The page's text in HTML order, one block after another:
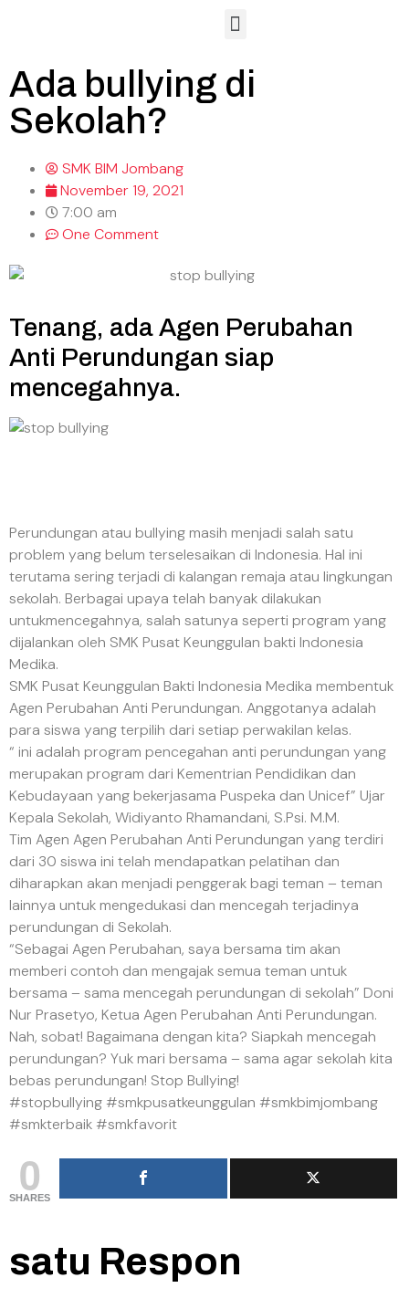
Ada bullying di
Sekolah?
SMK BIM Jombang
November 19, 2021
7:00 am
One Comment
Tenang, ada Agen Perubahan
Anti Perundungan siap
mencegahnya.
Perundungan atau bullying masih menjadi salah satu
problem yang belum terselesaikan di Indonesia. Hal ini
terutama sering terjadi di kalangan remaja atau lingkungan
sekolah. Berbagai upaya telah banyak dilakukan
untukmencegahnya, salah satunya seperti program yang
dijalankan oleh SMK Pusat Keunggulan bakti Indonesia
Medika.
SMK Pusat Keunggulan Bakti Indonesia Medika membentuk
Agen Perubahan Anti Perundungan. Anggotanya adalah
para siswa yang terpilih dari setiap perwakilan kelas.
“ ini adalah program pencegahan anti perundungan yang
merupakan program dari Kementrian Pendidikan dan
Kebudayaan yang bekerjasama Puspeka dan Unicef” Ujar
Kepala Sekolah, Widiyanto Rhamandani, S.Psi. M.M.
Tim Agen Agen Perubahan Anti Perundungan yang terdiri
dari 30 siswa ini telah mendapatkan pelatihan dan
diharapkan akan menjadi penggerak bagi teman – teman
lainnya untuk mengedukasi dan mencegah terjadinya
perundungan di Sekolah.
“Sebagai Agen Perubahan, saya bersama tim akan
memberi contoh dan mengajak semua teman untuk
bersama – sama mencegah perundungan di sekolah” Doni
Nur Prasetyo, Ketua Agen Perubahan Anti Perundungan.
Nah, sobat! Bagaimana dengan kita? Siapkah mencegah
perundungan? Yuk mari bersama – sama agar sekolah kita
bebas perundungan! Stop Bullying!
#stopbullying #smkpusatkeunggulan #smkbimjombang
#smkterbaik #smkfavorit
0
SHARES
satu Respon